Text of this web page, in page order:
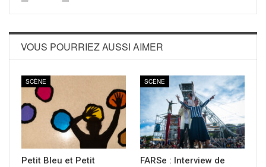
VOUS POURRIEZ AUSSI AIMER
SCÈNE
Petit Bleu et Petit
SCÈNE
FARSe : Interview de